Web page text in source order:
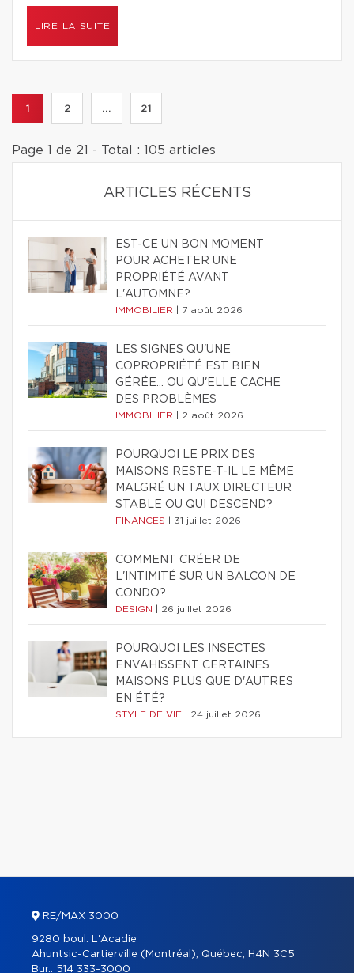
LIRE LA SUITE
1 2 ... 21
Page 1 de 21 - Total : 105 articles
ARTICLES RÉCENTS
EST-CE UN BON MOMENT
POUR ACHETER UNE
PROPRIÉTÉ AVANT
L'AUTOMNE?
IMMOBILIER 7 août 2026
LES SIGNES QU'UNE
COPROPRIÉTÉ EST BIEN
GÉRÉE… OU QU'ELLE CACHE
DES PROBLÈMES
IMMOBILIER 2 août 2026
POURQUOI LE PRIX DES
MAISONS RESTE-T-IL LE MÊME
MALGRÉ UN TAUX DIRECTEUR
STABLE OU QUI DESCEND?
FINANCES 31 juillet 2026
COMMENT CRÉER DE
L'INTIMITÉ SUR UN BALCON DE
CONDO?
DESIGN 26 juillet 2026
POURQUOI LES INSECTES
ENVAHISSENT CERTAINES
MAISONS PLUS QUE D'AUTRES
EN ÉTÉ?
STYLE DE VIE 24 juillet 2026
RE/MAX 3000
9280 boul. L'Acadie
Ahuntsic-Cartierville (Montréal), Québec, H4N 3C5
Bur.: 514 333-3000